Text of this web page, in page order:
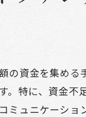
析する
リワードのアイ
失敗例とその教
ロジェクト設計
資金を集める
特に、資金
ュニケーシ